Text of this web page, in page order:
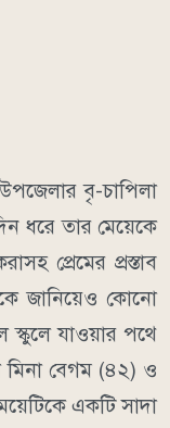
বৃ-চাপিলা
ধরে তার মেয়েকে
প্রেমের প্রস্তাব
জানিয়েও কোনো
স্কুলে যাওয়ার পথে
মিনা বেগম (৪২) ও
একটি সাদা